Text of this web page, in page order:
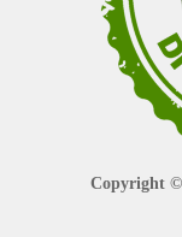
Copyright ©